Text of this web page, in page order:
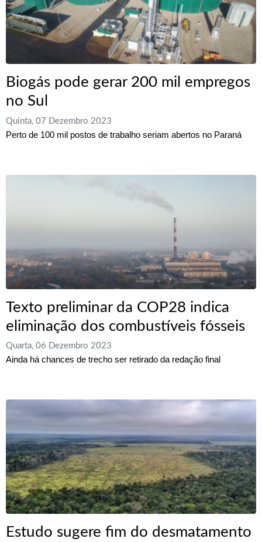
Biogás pode gerar 200 mil empregos
no Sul
Quinta, 07 Dezembro 2023
Perto de 100 mil postos de trabalho seriam abertos no Paraná
Texto preliminar da COP28 indica
eliminação dos combustíveis fósseis
Quarta, 06 Dezembro 2023
Ainda há chances de trecho ser retirado da redação final
Estudo sugere fim do desmatamento